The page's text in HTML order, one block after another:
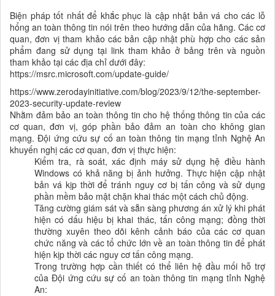
Biện pháp tốt nhất để khắc phục là cập nhật bản vá cho các lỗ
hổng an toàn thông tin nói trên theo hướng dẫn của hãng. Các cơ
quan, đơn vị tham khảo các bản cập nhật phù hợp cho các sản
phẩm đang sử dụng tại link tham khảo ở bảng trên và nguồn
tham khảo tại các địa chỉ dưới đây:
https://msrc.microsoft.com/update-guide/
https://www.zerodayinitiative.com/blog/2023/9/12/the-september-
2023-security-update-review
Nhằm đảm bảo an toàn thông tin cho hệ thống thông tin của các
cơ quan, đơn vị, góp phần bảo đảm an toàn cho không gian
mạng. Đội ứng cứu sự cố an toàn thông tin mạng tỉnh Nghệ An
khuyến nghị các cơ quan, đơn vị thực hiện:
Kiểm tra, rà soát, xác định máy sử dụng hệ điều hành
Windows có khả năng bị ảnh hưởng. Thực hiện cập nhật
bản vá kịp thời để tránh nguy cơ bị tấn công và sử dụng
phần mềm bảo mật chặn khai thác một cách chủ động.
Tăng cường giám sát và sẵn sàng phương án xử lý khi phát
hiện có dấu hiệu bị khai thác, tấn công mạng; đồng thời
thường xuyên theo dõi kênh cảnh báo của các cơ quan
chức năng và các tổ chức lớn về an toàn thông tin để phát
hiện kịp thời các nguy cơ tấn công mạng.
Trong trường hợp cần thiết có thể liên hệ đầu mối hỗ trợ
của Đội ứng cứu sự cố an toàn thông tin mạng tỉnh Nghệ
An: